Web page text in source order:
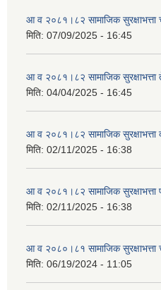
आ व २०८१।८२ सामाजिक सुरक्षाभत्ता
मिति: 07/09/2025 - 16:45
आ व २०८१।८२ सामाजिक सुरक्षाभत्ता
मिति: 04/04/2025 - 16:45
आ व २०८१।८२ सामाजिक सुरक्षाभत्ता
मिति: 02/11/2025 - 16:38
आ व २०८१।८२ सामाजिक सुरक्षाभत्ता
मिति: 02/11/2025 - 16:38
आ व २०८०।८१ सामाजिक सुरक्षाभत्ता
मिति: 06/19/2024 - 11:05